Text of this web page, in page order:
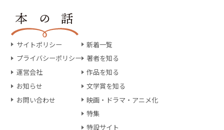
サイトポリシー
プライバシーポリシー
運営会社
お知らせ
お問い合わせ
新着一覧
著者を知る
作品を知る
文学賞を知る
映画・ドラマ・アニメ化
特集
特設サイト